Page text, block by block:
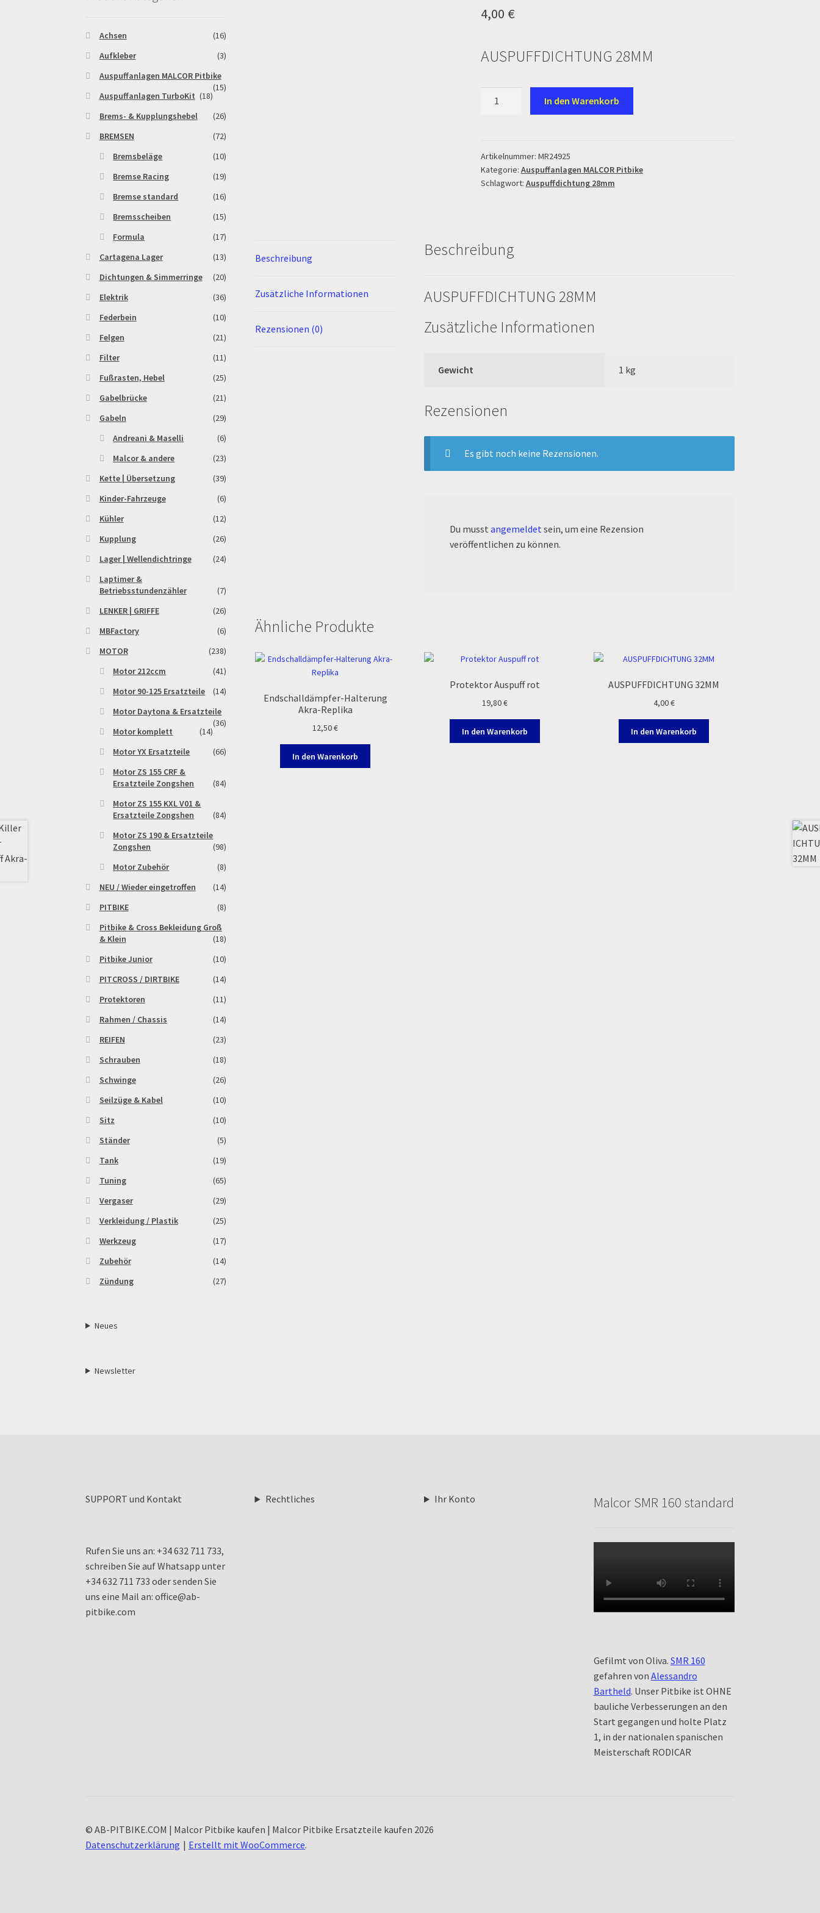
4,00 €
AUSPUFFDICHTUNG 28MM
In den Warenkorb
Artikelnummer: MR24925
Kategorie: Auspuffanlagen MALCOR Pitbike
Schlagwort: Auspuffdichtung 28mm
Beschreibung
Zusätzliche Informationen
Rezensionen (0)
Beschreibung
AUSPUFFDICHTUNG 28MM
Zusätzliche Informationen
Gewicht 1 kg
Rezensionen
Es gibt noch keine Rezensionen.
Du musstangemeldet sein, um eine Rezension
veröffentlichen zu können.
Ähnliche Produkte
Endschalldämpfer-Halterung
Akra-Replika
12,50€
In den Warenkorb
Protektor Auspuff rot
19,80€
In den Warenkorb
AUSPUFFDICHTUNG 32MM
4,00€
In den Warenkorb
Achsen
(16)
Aufkleber
(3)
Auspuffanlagen MALCOR Pitbike
(15)
Auspuffanlagen TurboKit (18)
Brems- & Kupplungshebel
(26)
BREMSEN
(72)
Bremsbeläge
(10)
Bremse Racing
(19)
Bremse standard
(16)
Bremsscheiben
(15)
Formula
(17)
Cartagena Lager
(13)
Dichtungen & Simmerringe
(20)
Elektrik
(36)
Federbein
(10)
Felgen
(21)
Filter
(11)
Fußrasten, Hebel
(25)
Gabelbrücke
(21)
Gabeln
(29)
Andreani & Maselli
(6)
Malcor & andere
(23)
Kette | Übersetzung
(39)
Kinder-Fahrzeuge
(6)
Kühler
(12)
Kupplung
(26)
Lager | Wellendichtringe
(24)
Laptimer &
Betriebsstundenzähler
(7)
LENKER | GRIFFE
(26)
MBFactory
(6)
MOTOR
(238)
Motor 212ccm
(41)
Motor 90-125 Ersatzteile
(14)
Motor Daytona & Ersatzteile
(36)
Motor komplett
(14)
Motor YX Ersatzteile
(66)
Motor ZS 155 CRF &
Ersatzteile Zongshen
(84)
Motor ZS 155 KXL V01 &
Ersatzteile Zongshen
(84)
Motor ZS 190 & Ersatzteile
Zongshen
(98)
Motor Zubehör
(8)
NEU / Wieder eingetroffen
(14)
PITBIKE
(8)
Pitbike & Cross Bekleidung Groß
& Klein
(18)
Pitbike Junior
(10)
PITCROSS / DIRTBIKE
(14)
Protektoren
(11)
Rahmen / Chassis
(14)
REIFEN
(23)
Schrauben
(18)
Schwinge
(26)
Seilzüge & Kabel
(10)
Sitz
(10)
Ständer
(5)
Tank
(19)
Tuning
(65)
Vergaser
(29)
Verkleidung / Plastik
(25)
Werkzeug
(17)
Zubehör
(14)
Zündung
(27)
Neues
Newsletter
SUPPORT und Kontakt
Rufen Sie uns an: +34 632 711 733,
schreiben Sie auf Whatsapp unter
+34 632 711 733 oder senden Sie
uns eine Mail an: office@ab-
pitbike.com
Rechtliches Ihr Konto Malcor SMR 160 standard
Gefilmt von Oliva. SMR 160
gefahren von Alessandro
Bartheld. Unser Pitbike ist OHNE
bauliche Verbesserungen an den
Start gegangen und holte Platz
1, in der nationalen spanischen
Meisterschaft RODICAR
© AB-PITBIKE.COM | Malcor Pitbike kaufen | Malcor Pitbike Ersatzteile kaufen 2026
Datenschutzerklärung
Erstellt mit WooCommerce.